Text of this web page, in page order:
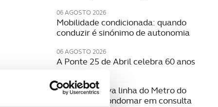
06 AGOSTO 2026
Mobilidade condicionada: quando
conduzir é sinónimo de autonomia
06 AGOSTO 2026
A Ponte 25 de Abril celebra 60 anos
06 AGOSTO 2026
Estudo da nova linha do Metro do
Porto para Gondomar em consulta